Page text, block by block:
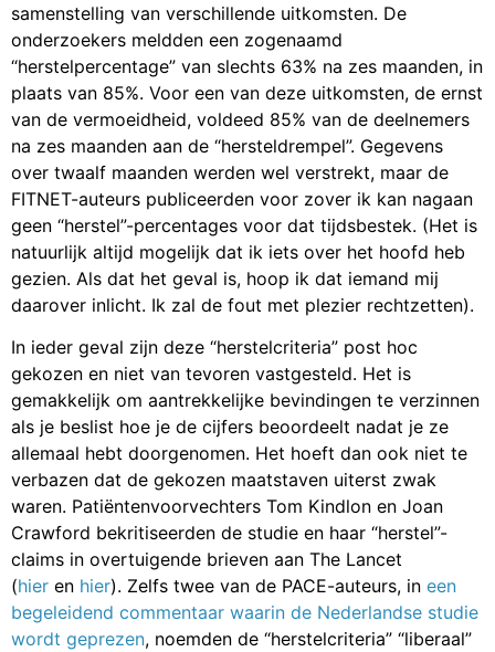
samenstelling van verschillende uitkomsten. De
onderzoekers meldden een zogenaamd
“herstelpercentage” van slechts 63% na zes maanden, in
plaats van 85%. Voor een van deze uitkomsten, de ernst
van de vermoeidheid, voldeed 85% van de deelnemers
na zes maanden aan de “hersteldrempel”. Gegevens
over twaalf maanden werden wel verstrekt, maar de
FITNET-auteurs publiceerden voor zover ik kan nagaan
geen “herstel”-percentages voor dat tijdsbestek. (Het is
natuurlijk altijd mogelijk dat ik iets over het hoofd heb
gezien. Als dat het geval is, hoop ik dat iemand mij
daarover inlicht. Ik zal de fout met plezier rechtzetten).
In ieder geval zijn deze “herstelcriteria” post hoc
gekozen en niet van tevoren vastgesteld. Het is
gemakkelijk om aantrekkelijke bevindingen te verzinnen
als je beslist hoe je de cijfers beoordeelt nadat je ze
allemaal hebt doorgenomen. Het hoeft dan ook niet te
verbazen dat de gekozen maatstaven uiterst zwak
waren. Patiëntenvoorvechters Tom Kindlon en Joan
Crawford bekritiseerden de studie en haar “herstel”-
claims in overtuigende brieven aan The Lancet
(hier en hier). Zelfs twee van de PACE-auteurs, in een
begeleidend commentaar waarin de Nederlandse studie
wordt geprezen, noemden de “herstelcriteria” “liberaal”